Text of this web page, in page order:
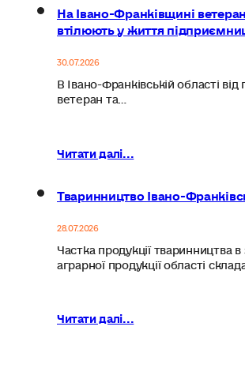
На Івано-Франківщині
втілюють у життя
30.07.2026
В Івано-Франківській області
ветеран та…
Читати далі...
Тваринництво Івано-
28.07.2026
Частка продукції тваринництва
аграрної продукції області
Читати далі...